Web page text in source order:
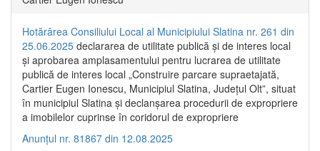
Hotărârea Consiliului Local al Municipiului Slatina nr. 261 din
25.06.2025 declararea de utilitate publică și de interes local
și aprobarea amplasamentului pentru lucrarea de utilitate
publică de interes local „Construire parcare supraetajată,
Cartier Eugen Ionescu, Municipiul Slatina, Județul Olt”, situat
în municipiul Slatina și declanșarea procedurii de expropriere
a imobilelor cuprinse în coridorul de expropriere
Anunțul nr. 81867 din 12.08.2025